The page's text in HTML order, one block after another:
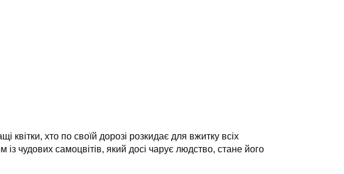
хто по своїй дорозі розкидає для вжитку всіх
чудових самоцвітів, який досі чарує людство, стане його